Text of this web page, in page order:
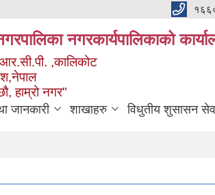
नगरकार्यपालिकाको
,कालिकोट
हाम्रो नगर"
जानकारी शाखाहरु विधुतीय शुसासन